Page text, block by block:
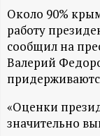
Н
-
и
Около 90%
работу
сообщил на
Валерий
«Оценки
значительно